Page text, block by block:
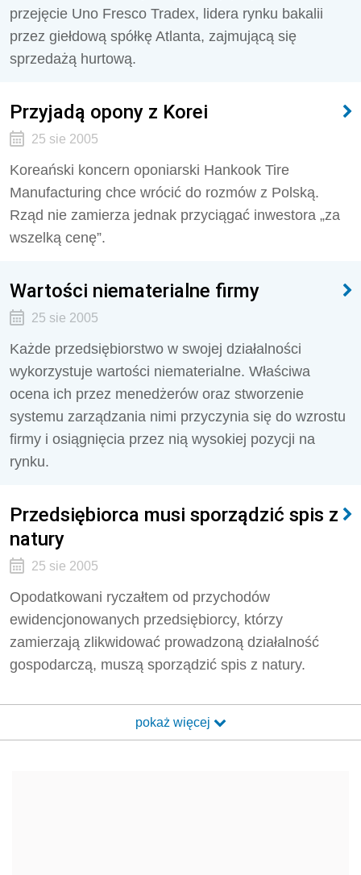
przejęcie Uno Fresco Tradex, lidera rynku bakalii
przez giełdową spółkę Atlanta, zajmującą się
sprzedażą hurtową.
Przyjadą opony z Korei
25 sie 2005
Koreański koncern oponiarski Hankook Tire
Manufacturing chce wrócić do rozmów z Polską.
Rząd nie zamierza jednak przyciągać inwestora „za
wszelką cenę”.
Wartości niematerialne firmy
25 sie 2005
Każde przedsiębiorstwo w swojej działalności
wykorzystuje wartości niematerialne. Właściwa
ocena ich przez menedżerów oraz stworzenie
systemu zarządzania nimi przyczynia się do wzrostu
firmy i osiągnięcia przez nią wysokiej pozycji na
rynku.
Przedsiębiorca musi sporządzić spis z
natury
25 sie 2005
Opodatkowani ryczałtem od przychodów
ewidencjonowanych przedsiębiorcy, którzy
zamierzają zlikwidować prowadzoną działalność
gospodarczą, muszą sporządzić spis z natury.
pokaż więcej